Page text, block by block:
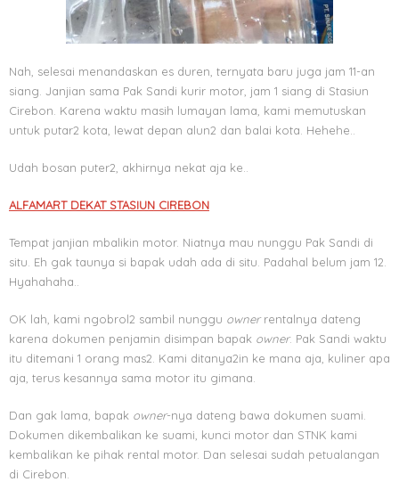
Nah, selesai menandaskan es duren, ternyata baru juga jam 11-an
siang. Janjian sama Pak Sandi kurir motor, jam 1 siang di Stasiun
Cirebon. Karena waktu masih lumayan lama, kami memutuskan
untuk putar2 kota, lewat depan alun2 dan balai kota. Hehehe..
Udah bosan puter2, akhirnya nekat aja ke..
ALFAMART DEKAT STASIUN CIREBON
Tempat janjian mbalikin motor. Niatnya mau nunggu Pak Sandi di
situ. Eh gak taunya si bapak udah ada di situ. Padahal belum jam 12.
Hyahahaha..
OK lah, kami ngobrol2 sambil nunggu ownerrentalnya dateng
karena dokumen penjamin disimpan bapak owner. Pak Sandi waktu
itu ditemani 1 orang mas2. Kami ditanya2in ke mana aja, kuliner apa
aja, terus kesannya sama motor itu gimana.
Dan gak lama, bapak owner-nya dateng bawa dokumen suami.
Dokumen dikembalikan ke suami, kunci motor dan STNK kami
kembalikan ke pihak rental motor. Dan selesai sudah petualangan
di Cirebon.